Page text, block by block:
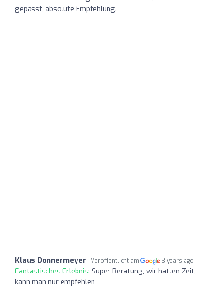
gepasst, absolute Empfehlung.
Klaus Donnermeyer Veröffentlicht am 3 years ago
Fantastisches Erlebnis: Super Beratung, wir hatten Zeit,
kann man nur empfehlen